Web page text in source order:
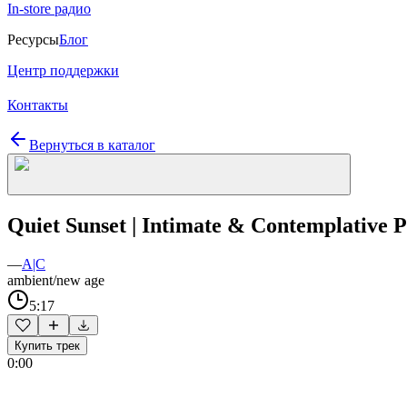
In-store радио
РесурсыБлог
Центр поддержки
Контакты
Вернуться в каталог
Quiet Sunset | Intimate & Contemplative
—A|C
ambient/new age
5:17
Купить трек
0:00